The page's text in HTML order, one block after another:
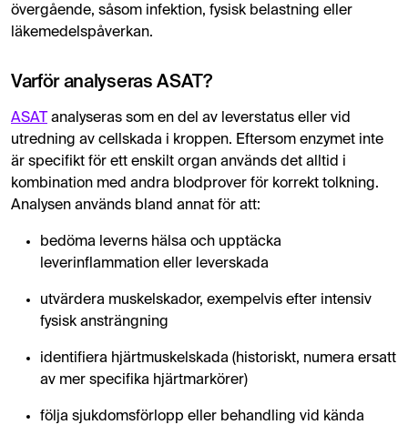
övergående, såsom infektion, fysisk belastning eller
läkemedelspåverkan.
Varför analyseras ASAT?
ASAT
analyseras som en del av leverstatus eller vid
utredning av cellskada i kroppen. Eftersom enzymet inte
är specifikt för ett enskilt organ används det alltid i
kombination med andra blodprover för korrekt tolkning.
Analysen används bland annat för att:
bedöma leverns hälsa och upptäcka
leverinflammation eller leverskada
utvärdera muskelskador, exempelvis efter intensiv
fysisk ansträngning
identifiera hjärtmuskelskada (historiskt, numera ersatt
av mer specifika hjärtmarkörer)
följa sjukdomsförlopp eller behandling vid kända